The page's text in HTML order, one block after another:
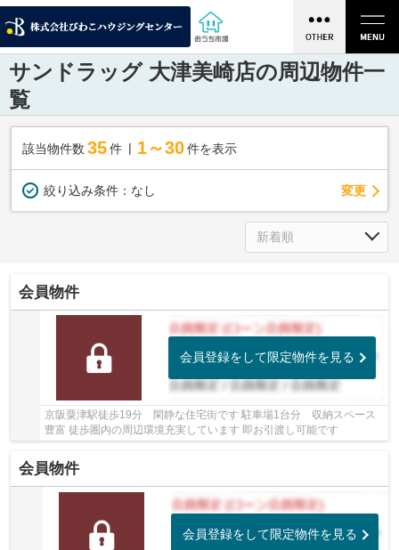
サンドラッグ 大津美崎店の周辺物件一
覧
該当物件数 35件 1～30 件を表示
絞り込み条件： なし 変更
会員物件
会員登録をして限定物件を見る
京阪粟津駅徒歩19分 閑静な住宅街です 駐車場1台分 収納スペース
豊富 徒歩圏内の周辺環境充実しています 即お引渡し可能です
会員物件
会員登録をして限定物件を見る